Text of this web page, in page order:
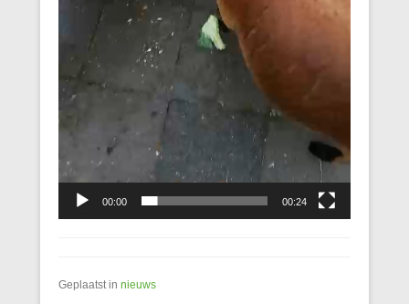
00:00 00:24
Geplaatst in nieuws